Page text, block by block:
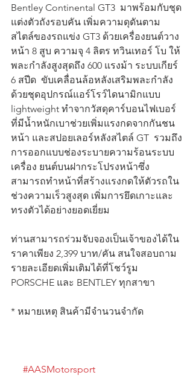
Bentley Continental GT3  มาพร้อมกับชุด
แต่งตัวถังรอบคัน เพิ่มความดุดันตาม
สไตล์ของรถแข่ง GT3 ด้วยเครื่องยนต์วาง
หน้า 8 สูบ ความจุ 4 ลิตร ทวินเทอร์ โบ ให้
พละกำลังสูงสุดถึง 600 แรงม้า ระบบเกียร์
6 สปีด  ขับเคลื่อนล้อหลังเสริมพละกำลัง
ด้วยชุดอุปกรณ์แอร์โรว์ไดนามิกแบบ
lightweight ทำจากวัสดุคาร์บอนไฟเบอร์
ที่มีน้ำหนักเบาช่วยเพิ่มแรงกดจากกันชน
หน้า และสปอยเลอร์หลังสไตล์ GT  รวมถึง
การออกแบบช่องระบายความร้อนระบบ
เครื่อง ยนต์บนฝากระโปรงหน้าซึ่ง
สามารถทำหน้าที่สร้างแรงกดให้ตัวรถใน
ช่วงความเร็วสูงสุด เพิ่มการยึดเกาะและ
ทรงตัวได้อย่างยอดเยี่ยม
ท่านสามารถร่วมจับจองเป็นเจ้าของได้ใน
ราคาเพียง 2,399 บาท/คัน สนใจสอบถาม
รายละเอียดเพิ่มเติมได้ที่โชว์รูม
PORSCHE และ BENTLEY ทุกสาขา
* หมายเหตุ สินค้ามีจำนวนจำกัด
#AASMotorsport